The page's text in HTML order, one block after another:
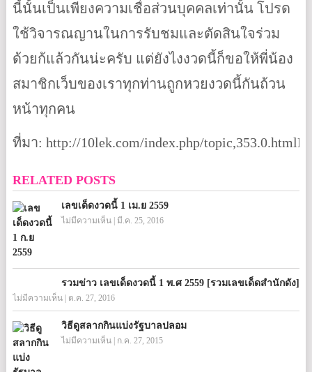
นี้นั้นเป็นเพียงความเชื่อส่วนบุคคลเท่านั้น โปรด
ใช้วิจารณญานในการรับชมและตัดสินใจร่วม
ด้วยก้แล้วกันน่ะครับ แต่ยังไงงวดนี้ก็ขอให้พี่น้อง
สมาชิกเว็บของเราทุกท่านถูกหวยงวดนี้กันถ้วน
หน้าทุกคน
ที่มา: http://10lek.com/index.php/
RELATED POSTS
เลขเด็ดงวดนี้ 1 เม.ย 2559
ไม่มีความเห็น| มี.ค. 25, 2016
รวมข่าว เลขเด็ดงวดนี้ 1 พ.ศ 2559 [รวมเลขเด็ดสำนักดัง]
ไม่มีความเห็น| ต.ค. 27, 2016
วิธีดูสลากกินแบ่งรัฐบาลปลอม
ไม่มีความเห็น| ก.ค. 27, 2015